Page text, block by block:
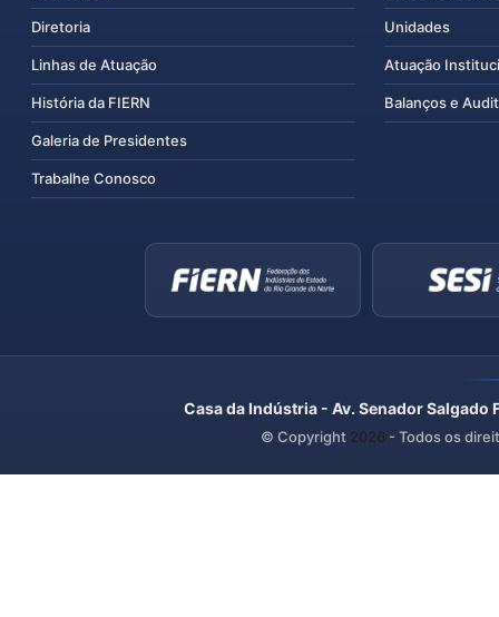
Diretoria
Linhas de Atuação
História da FIERN
Galeria de Presidentes
Trabalhe Conosco
Unidades
Atuação
Balanços e
Casa da Indústria - Av. Senador
© Copyright 2026 - Todos os